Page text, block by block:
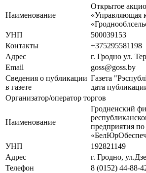
Наименование
Открытое
«Управляющая
УНП
500039153
Контакты
+375295581198
Адрес
г. Гродно ул.
Email
goss@goss.by
Сведения о публикации
в газете
Газета
дата
Организатор/оператор торгов
Наименование
Гродненский
предприятия
УНП
192821149
Адрес
г. Гродно,
Телефон
8 (0152) 44-88-